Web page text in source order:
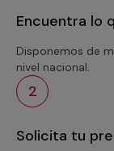
Encuentra lo
Disponemos de
nivel nacional.
2
Solicita tu